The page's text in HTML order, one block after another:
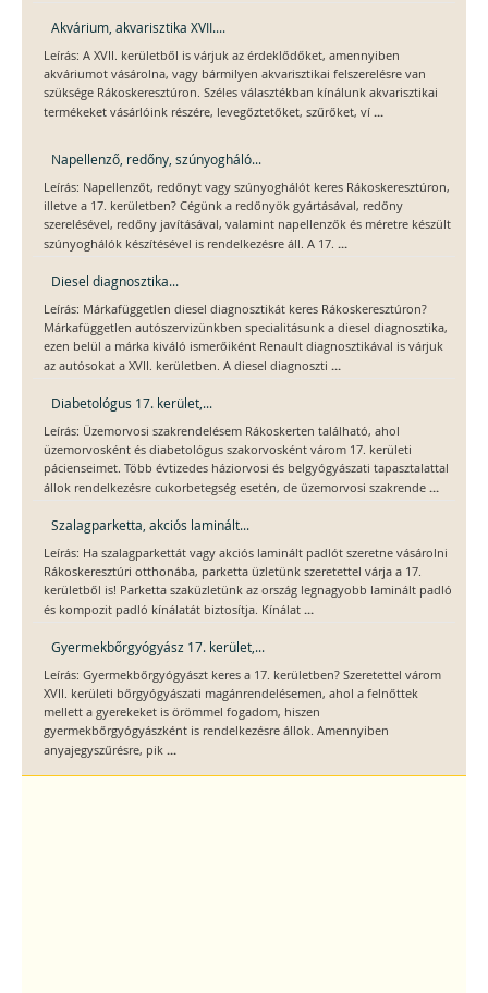
Akvárium, akvarisztika XVII....
Leírás: A XVII. kerületből is várjuk az érdeklődőket, amennyiben
akváriumot vásárolna, vagy bármilyen akvarisztikai felszerelésre van
szüksége Rákoskeresztúron. Széles választékban kínálunk akvarisztikai
termékeket vásárlóink részére, levegőztetőket, szűrőket, ví ...
Napellenző, redőny, szúnyogháló...
Leírás: Napellenzőt, redőnyt vagy szúnyoghálót keres Rákoskeresztúron,
illetve a 17. kerületben? Cégünk a redőnyök gyártásával, redőny
szerelésével, redőny javításával, valamint napellenzők és méretre készült
szúnyoghálók készítésével is rendelkezésre áll. A 17. ...
Diesel diagnosztika...
Leírás: Márkafüggetlen diesel diagnosztikát keres Rákoskeresztúron?
Márkafüggetlen autószervizünkben specialitásunk a diesel diagnosztika,
ezen belül a márka kiváló ismerőiként Renault diagnosztikával is várjuk
az autósokat a XVII. kerületben. A diesel diagnoszti ...
Diabetológus 17. kerület,...
Leírás: Üzemorvosi szakrendelésem Rákoskerten található, ahol
üzemorvosként és diabetológus szakorvosként várom 17. kerületi
pácienseimet. Több évtizedes háziorvosi és belgyógyászati tapasztalattal
állok rendelkezésre cukorbetegség esetén, de üzemorvosi szakrende ...
Szalagparketta, akciós laminált...
Leírás: Ha szalagparkettát vagy akciós laminált padlót szeretne vásárolni
Rákoskeresztúri otthonába, parketta üzletünk szeretettel várja a 17.
kerületből is! Parketta szaküzletünk az ország legnagyobb laminált padló
és kompozit padló kínálatát biztosítja. Kínálat ...
Gyermekbőrgyógyász 17. kerület,...
Leírás: Gyermekbőrgyógyászt keres a 17. kerületben? Szeretettel várom
XVII. kerületi bőrgyógyászati magánrendelésemen, ahol a felnőttek
mellett a gyerekeket is örömmel fogadom, hiszen
gyermekbőrgyógyászként is rendelkezésre állok. Amennyiben
anyajegyszűrésre, pik ...